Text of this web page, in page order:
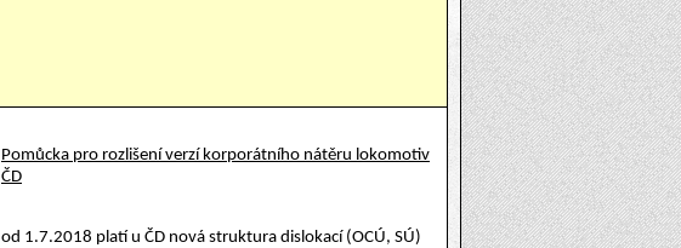
Pomůcka pro rozlišení verzí korporátního nátěru lokomotiv
ČD
od 1.7.2018 platí u ČD nová struktura dislokací (OCÚ, SÚ)